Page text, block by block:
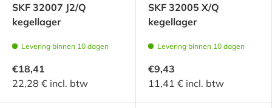
SKF 32007 J2/Q
kegellager
Levering binnen 10 dagen
€18,41
22,28 € incl. btw
SKF 32005 X/Q
kegellager
Levering binnen 10 dagen
€9,43
11,41 € incl. btw